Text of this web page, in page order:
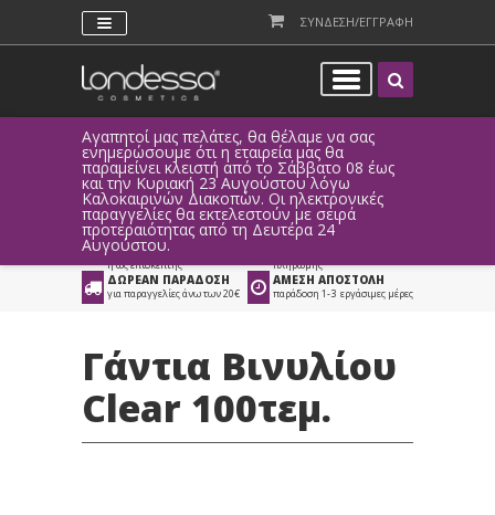
ΣΥΝΔΕΣΗ/ΕΓΓΡΑΦΗ
Αγαπητοί μας πελάτες, θα θέλαμε να σας
ενημερώσουμε ότι η εταιρεία μας θα
παραμείνει κλειστή από το Σάββατο 08 έως
και την Κυριακή 23 Αυγούστου λόγω
Καλοκαιρινών Διακοπών. Οι ηλεκτρονικές
παραγγελίες θα εκτελεστούν με σειρά
προτεραιότητας από τη Δευτέρα 24
Αυγούστου.
Προϊόντα > Είδη Αισθητικής
>
Ιατρικά Είδη
> Γάντια μιας χρήσεως
ΑΜΕΣΗ ΣΥΝΔΕΣΗ
Facebook, Gmail
ή ως επισκέπτης
ΕΥΚΟΛΕΣ ΑΓΟΡΕΣ
πληρωμής
ΔΩΡΕΑΝ ΠΑΡΑΔΟΣΗ
για παραγγελίες άνω των 20€
ΑΜΕΣΗ ΑΠΟΣΤΟΛΗ
παράδοση 1-3 εργάσιμες μέρες
Γάντια Βινυλίου
Clear 100τεμ.